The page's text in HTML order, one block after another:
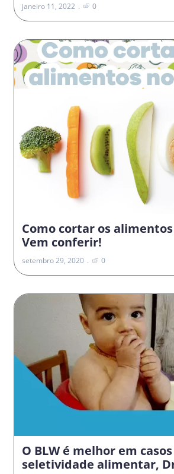
janeiro 11, 2022 0
Como cortar os alimentos
Vem conferir!
setembro 29, 2020 0
O BLW é melhor em
seletividade alimentar,